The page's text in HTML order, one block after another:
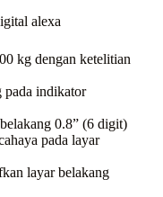
kg dengan ketelitian
pada indikator
0.8” (6 digit)
pada layar
layar belakang